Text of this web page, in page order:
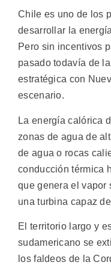
Chile es uno de los
desarrollar la
Pero sin incentivos
pasado todavía de
estratégica con
escenario.
La energía calórica
zonas de agua de
de agua o rocas
conducción térmica
que genera el vapor
una turbina capaz
El territorio largo y
sudamericano se
los faldeos de la